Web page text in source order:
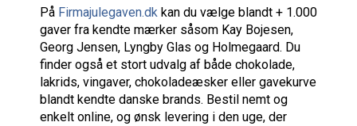
På Firmajulegaven.dk kan du vælge blandt + 1.000
gaver fra kendte mærker såsom Kay Bojesen,
Georg Jensen, Lyngby Glas og Holmegaard. Du
finder også et stort udvalg af både chokolade,
lakrids, vingaver, chokoladeæsker eller gavekurve
blandt kendte danske brands. Bestil nemt og
enkelt online, og ønsk levering i den uge, der